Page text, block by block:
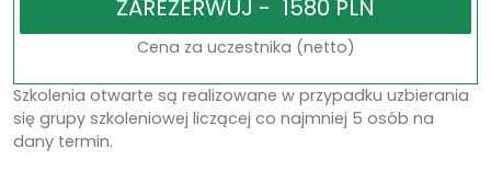
Cena za uczestnika (netto)
Szkolenia otwarte są realizowane w przypadku uzbierania
się grupy szkoleniowej liczącej co najmniej 5 osób na
dany termin.